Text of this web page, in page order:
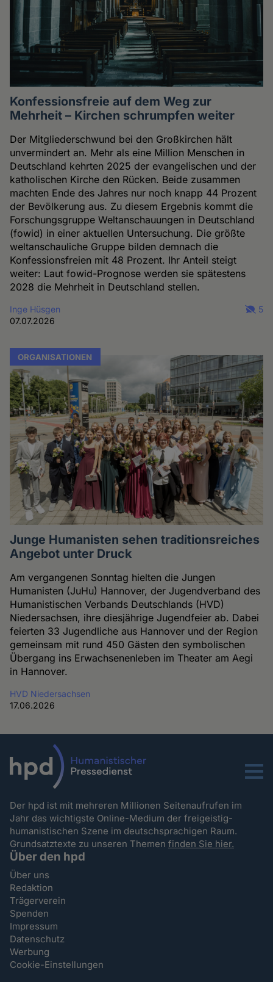
Konfessionsfreie auf dem Weg zur
Mehrheit – Kirchen schrumpfen weiter
Der Mitgliederschwund bei den Großkirchen hält
unvermindert an. Mehr als eine Million Menschen in
Deutschland kehrten 2025 der evangelischen und der
katholischen Kirche den Rücken. Beide zusammen
machten Ende des Jahres nur noch knapp 44 Prozent
der Bevölkerung aus. Zu diesem Ergebnis kommt die
Forschungsgruppe Weltanschauungen in Deutschland
(fowid) in einer aktuellen Untersuchung. Die größte
weltanschauliche Gruppe bilden demnach die
Konfessionsfreien mit 48 Prozent. Ihr Anteil steigt
weiter: Laut fowid-Prognose werden sie spätestens
2028 die Mehrheit in Deutschland stellen.
Inge Hüsgen
07.07.2026
5
ORGANISATIONEN
Junge Humanisten sehen traditionsreiches
Angebot unter Druck
Am vergangenen Sonntag hielten die Jungen
Humanisten (JuHu) Hannover, der Jugendverband des
Humanistischen Verbands Deutschlands (HVD)
Niedersachsen, ihre diesjährige Jugendfeier ab. Dabei
feierten 33 Jugendliche aus Hannover und der Region
gemeinsam mit rund 450 Gästen den symbolischen
Übergang ins Erwachsenenleben im Theater am Aegi
in Hannover.
HVD Niedersachsen
17.06.2026
Menu
Der hpd ist mit mehreren Millionen Seitenaufrufen im
Jahr das wichtigste Online-Medium der freigeistig-
humanistischen Szene im deutschsprachigen Raum.
Grundsatztexte zu unseren Themenfinden Sie hier.
Über den hpd
Über uns
Redaktion
Trägerverein
Spenden
Impressum
Datenschutz
Werbung
Cookie-Einstellungen